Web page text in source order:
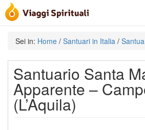
Sei in: Home / Santuari in Italia /
Santuario Santa
Apparente –
(L’Aquila)